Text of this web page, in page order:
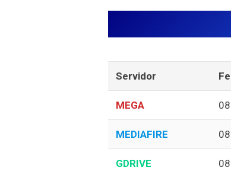
Servidor
MEGA
MEDIAFIRE
GDRIVE